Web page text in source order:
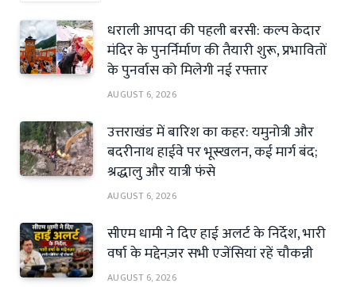
धराली आपदा की पहली बरसी: कल्प केदार
मंदिर के पुनर्निर्माण की तैयारी शुरू, प्रभावितों
के पुनर्वास को मिलेगी नई रफ्तार
AUGUST 6, 2026
उत्तराखंड में बारिश का कहर: यमुनोत्री और
बदरीनाथ हाईवे पर भूस्खलन, कई मार्ग बंद;
श्रद्धालु और यात्री फंसे
AUGUST 6, 2026
सीएम धामी ने दिए हाई अलर्ट के निर्देश, भारी
वर्षा के मद्देनज़र सभी एजेंसियां रहें चौकन्नी
AUGUST 6, 2026